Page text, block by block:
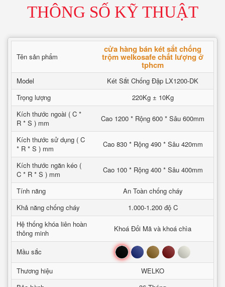
THÔNG SỐ KỸ THUẬT
Tên sản phẩm
cửa hàng bán két sắt chống
trộm welkosafe chất lượng ở
tphcm
Model
Két Sắt Chống Đập LX1200-DK
Trọng lượng
220Kg ± 10Kg
Kích thước ngoài ( C *
R * S ) mm
Cao 1200 * Rộng 600 * Sâu 600mm
Kích thước sử dụng ( C
* R * S ) mm
Cao 830 * Rộng 490 * Sâu 420mm
Kích thước ngăn kéo (
C * R * S ) mm
Cao 100 * Rộng 400 * Sâu 400mm
Tính năng
An Toàn chống cháy
Khả năng chống cháy
1.000-1.200 độ C
Hệ thống khóa liên hoàn
thông minh
Khoá Đổi Mã và khoá chìa
Mầu sắc Đen Xanh Nâu Đỏ Trắng
Thương hiệu
WELKO